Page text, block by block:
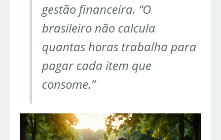
gestão financeira. “O
brasileiro não calcula
quantas horas trabalha para
pagar cada item que
consome.”